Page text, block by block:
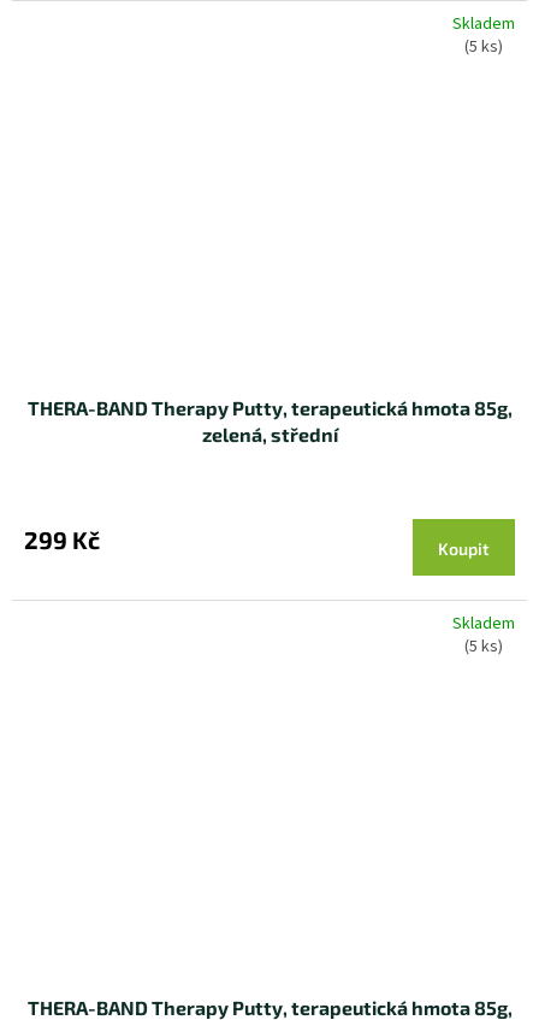
Skladem
(5 ks)
THERA-BAND Therapy Putty, terapeutická hmota 85g,
zelená, střední
299 Kč Koupit
Skladem
(5 ks)
THERA-BAND Therapy Putty, terapeutická hmota 85g,